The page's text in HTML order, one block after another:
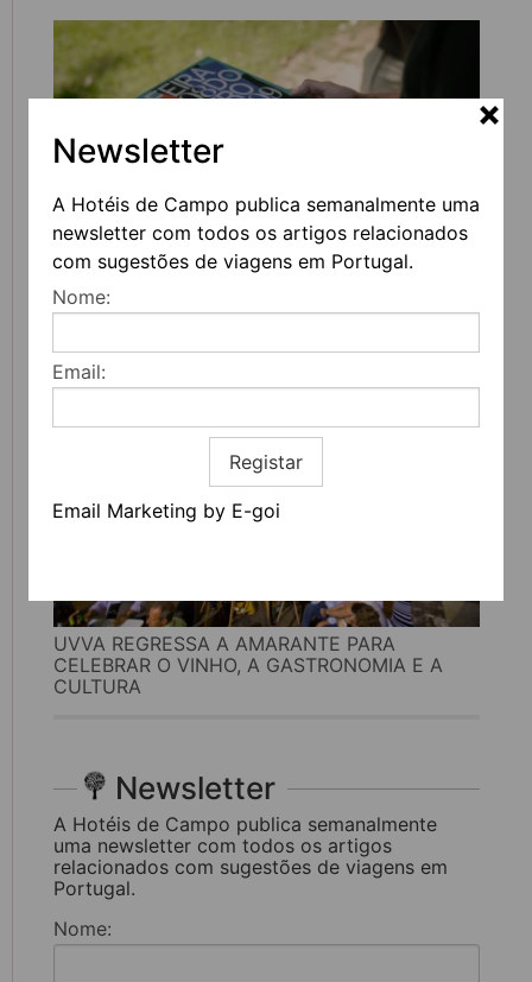
Newsletter
A Hotéis de Campo publica semanalmente uma
newsletter com todos os artigos relacionados
com sugestões de viagens em Portugal.
Nome:
Email:
Registar
Email Marketing by E-goi
FEIRA DO LIVRO DO PORTO REGRESSA COM
MAIS DE 200 ATIVIDADES DEDICADAS À
LITERATURA, MÚSICA E PENSAMENTO
UVVA REGRESSA A AMARANTE PARA
CELEBRAR O VINHO, A GASTRONOMIA E A
CULTURA
Newsletter
A Hotéis de Campo publica semanalmente
uma newsletter com todos os artigos
relacionados com sugestões de viagens em
Portugal.
Nome: